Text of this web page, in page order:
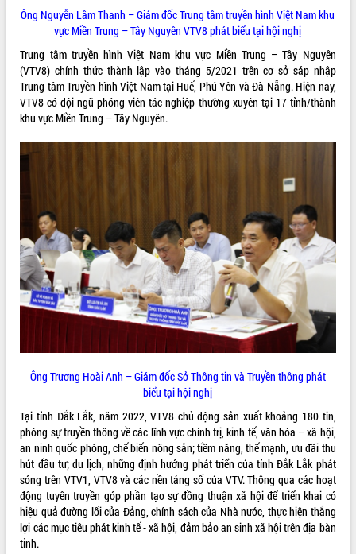
VIDEO
Loading the player...
Hội nghị UBND tỉnh Đắk Lắk thường kỳ
tháng 7/2026
Lễ truy tặng danh hiệu “Bà Mẹ Việt
Nam Anh hùng” và trao Huân chương
Lao động
tỉnh khóa XI quyết nghị nhiều nội dung
quan trọng
Bí thư Tỉnh ủy Lương Nguyễn Minh
Triết thăm, tặng quà người có công với
cách mạng
Rà soát, hoàn thiện hệ thống thiết chế
văn hóa, thể thao đáp ứng yêu cầu
phát triển mới
Thường trực HĐND tỉnh Đắk Lắk gặp
mặt Đoàn chuyên gia y tế TP. Hồ Chí
Minh
Lễ truy điệu và an táng hài cốt liệt sĩ
tại Nghĩa trang Liệt sĩ xã Sơn Hòa
Bàn giải pháp tháo gỡ khó khăn trong
xuất khẩu sầu riêng và triển khai quy
định EUDR
Thứ trưởng Bộ Nông nghiệp và Môi
trường Nguyễn Hoàng Hiệp khảo sát
vùng trồng và doanh nghiệp đóng gói
sầu riêng tại Đắk Lắk
Trình diễn nghệ thuật chế biến các
LIÊN KẾT WEB
THỐNG KÊ TRUY CẬP
Hôm nay: 13276
Tất cả:
66026016
Ông Nguyễn Lâm Thanh – Giám đốc Trung tâm truyền hình Việt Nam khu
vực Miền Trung – Tây Nguyên VTV8 phát biểu tại hội nghị
Trung tâm truyền hình Việt Nam khu vực Miền Trung – Tây Nguyên
(VTV8) chính thức thành lập vào tháng 5/2021 trên cơ sở sáp nhập
Trung tâm Truyền hình Việt Nam tại Huế, Phú Yên và Đà Nẵng. Hiện nay,
VTV8 có đội ngũ phóng viên tác nghiệp thường xuyên tại 17 tỉnh/thành
khu vực Miền Trung – Tây Nguyên.
Ông Trương Hoài Anh – Giám đốc Sở Thông tin và Truyền thông phát
biểu tại hội nghị
Tại tỉnh Đắk Lắk, năm 2022, VTV8 chủ động sản xuất khoảng 180 tin,
phóng sự truyền thông về các lĩnh vực chính trị, kinh tế, văn hóa – xã hội,
an ninh quốc phòng, chế biến nông sản; tiềm năng, thế mạnh, ưu đãi thu
hút đầu tư; du lịch, những định hướng phát triển của tỉnh Đắk Lắk phát
sóng trên VTV1, VTV8 và các nền tảng số của VTV. Thông qua các hoạt
động tuyên truyền góp phần tạo sự đồng thuận xã hội để triển khai có
hiệu quả đường lối của Đảng, chính sách của Nhà nước, thực hiện thắng
lợi các mục tiêu phát kinh tế - xã hội, đảm bảo an sinh xã hội trên địa bàn
tỉnh.